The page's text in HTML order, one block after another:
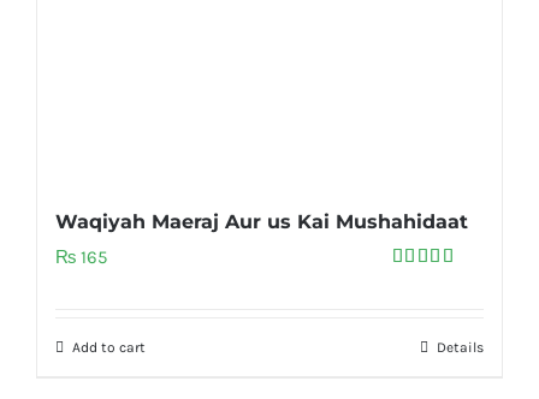
Waqiyah Maeraj Aur us Kai Mushahidaat
₨ 165
Add to cart Details